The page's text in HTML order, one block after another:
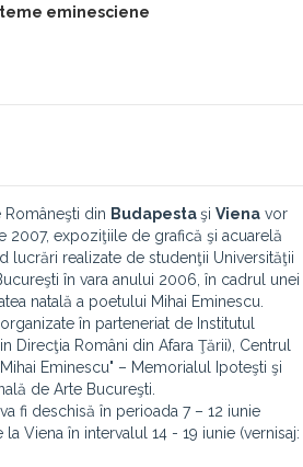
eminesciene
Româneşti din Budapestaşi Viena vor
2007, expoziţiile de grafică şi acuarelă
lucrări realizate de studenţii Universităţii
în vara anului 2006, în cadrul unei
natală a poetului Mihai Eminescu.
în parteneriat de Institutul
Direcţia Români din Afara Ţării), Centrul
Eminescu" – Memorialul Ipoteşti şi
de Arte Bucureşti.
fi deschisă în perioada 7 – 12 iunie
la Viena în intervalul 14 - 19 iunie (vernisaj: